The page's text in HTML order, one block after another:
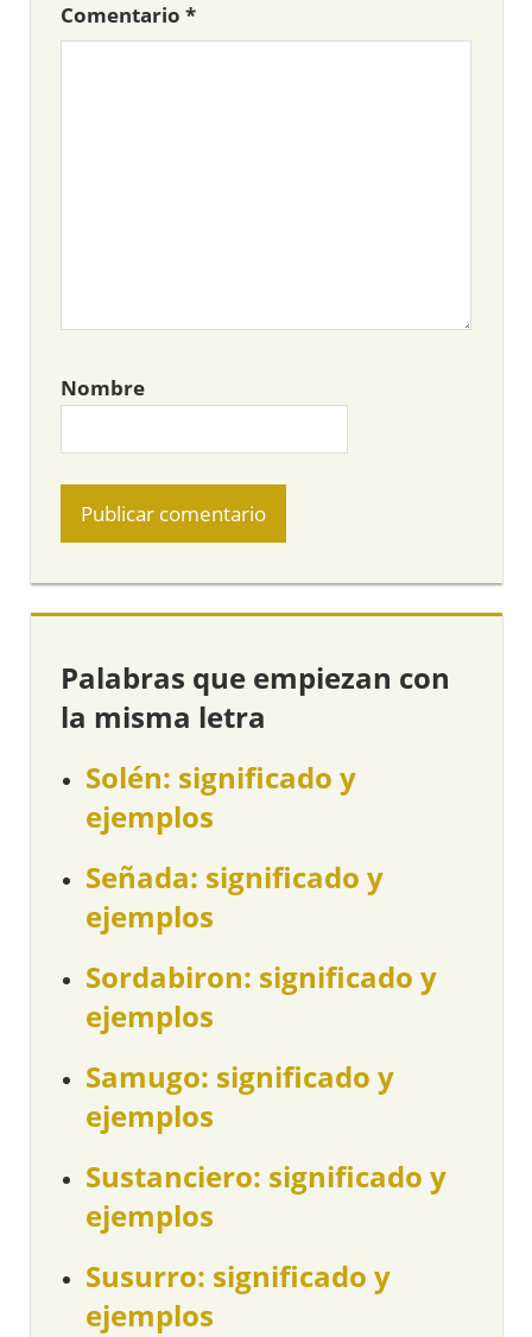
Comentario *
Nombre
Palabras que empiezan con
la misma letra
Solén: significado y
ejemplos
Señada: significado y
ejemplos
Sordabiron: significado y
ejemplos
Samugo: significado y
ejemplos
Sustanciero: significado y
ejemplos
Susurro: significado y
ejemplos